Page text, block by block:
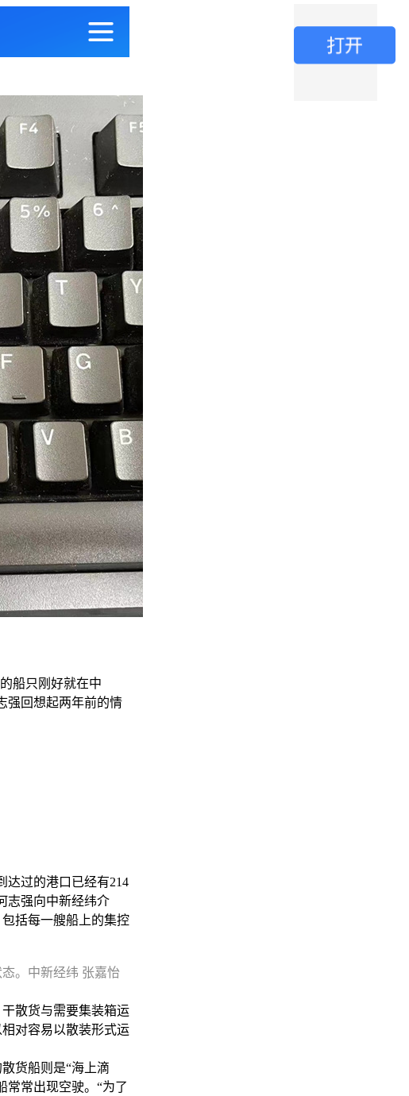
船只刚好就在中
强回想起两年前的情
过的港口已经有214
志强向中新经纬介
括每一艘船上的集控
。中新经纬 张嘉怡
散货与需要集装箱运
对容易以散装形式运
货船则是“海上滴
常常出现空驶。“为了